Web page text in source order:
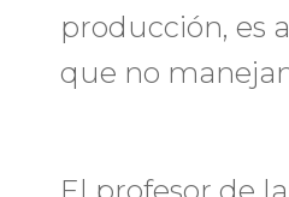
producción, es
que no